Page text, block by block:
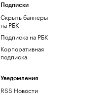
Подписки
Скрыть баннеры
на РБК
Подписка на РБК
Корпоративная
подписка
Уведомления
RSS Новости